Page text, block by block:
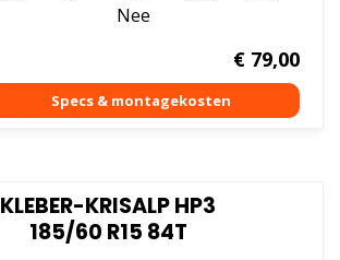
Nee
€79,00
KLEBER-KRISALP HP3
185/60 R15 84T